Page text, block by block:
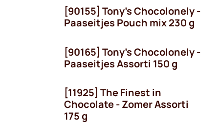
[90155] Tony's Chocolonely -
Paaseitjes Pouch mix 230 g
[90165] Tony's Chocolonely -
Paaseitjes Assorti 150 g
[11925] The Finest in
Chocolate - Zomer Assorti
175 g